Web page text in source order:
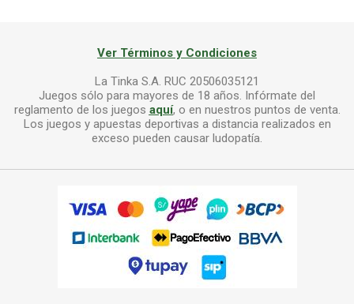
Ver Términos y Condiciones
La Tinka S.A. RUC 20506035121
Juegos sólo para mayores de 18 años. Infórmate del
reglamento de los juegos aquí, o en nuestros puntos de venta.
Los juegos y apuestas deportivas a distancia realizados en
exceso pueden causar ludopatía.